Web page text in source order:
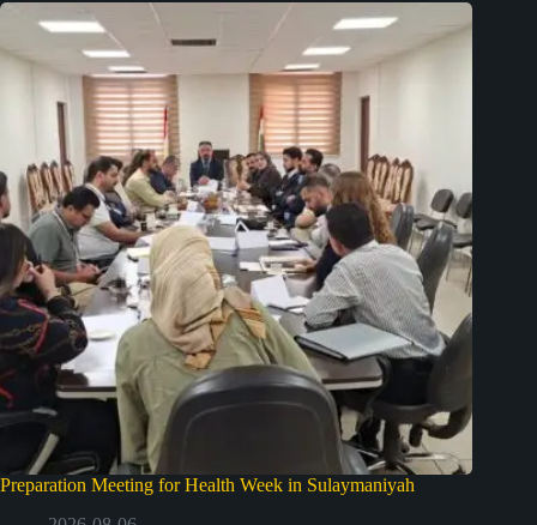
Preparation Meeting for Health Week in Sulaymaniyah